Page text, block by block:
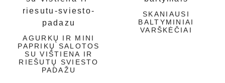
AGURKŲ IR MINI
PAPRIKŲ SALOTOS
SU VIŠTIENA IR
RIEŠUTŲ SVIESTO
PADAŽU
SKANIAUSI
BALTYMINIAI
VARŠKĖČIAI